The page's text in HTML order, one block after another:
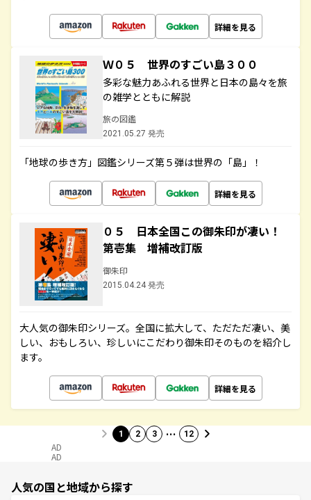
詳細を見る
Ｗ０５ 世界のすごい島３００
多彩な魅力あふれる世界と日本の島々を旅
の雑学とともに解説
旅の図鑑
2021.05.27 発売
「地球の歩き方」図鑑シリーズ第５弾は世界の「島」！
詳細を見る
０５ 日本全国この御朱印が凄い！
第壱集 増補改訂版
御朱印
2015.04.24 発売
大人気の御朱印シリーズ。全国に拡大して、ただただ凄い、美
しい、おもしろい、珍しいにこだわり御朱印そのものを紹介し
ます。
詳細を見る
1 2 3 … 12
AD
AD
人気の国と地域から探す